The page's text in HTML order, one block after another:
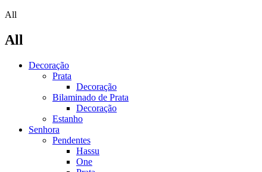
All
All
Decoração
Prata
Decoração
Bilaminado de Prata
Decoração
Estanho
Senhora
Pendentes
Hassu
One